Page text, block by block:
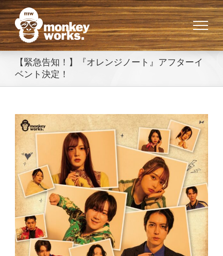
Skip
to
content
【緊急告知！】『オレンジノート』アフターイ
ベント決定！
View
Larger
Image